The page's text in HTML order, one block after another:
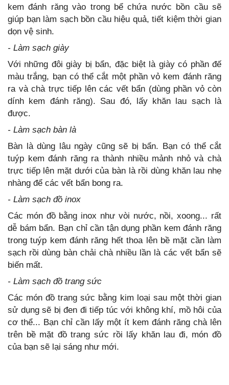
kem đánh răng vào trong bể chứa nước bồn cầu sẽ
giúp bạn làm sạch bồn cầu hiệu quả, tiết kiệm thời gian
dọn vệ sinh.
- Làm sạch giày
Với những đôi giày bị bẩn, đặc biệt là giày có phần đế
màu trắng, bạn có thể cắt một phần vỏ kem đánh răng
ra và chà trực tiếp lên các vết bẩn (dùng phần vỏ còn
dính kem đánh răng). Sau đó, lấy khăn lau sạch là
được.
- Làm sạch bàn là
Bàn là dùng lâu ngày cũng sẽ bị bẩn. Bạn có thể cắt
tuýp kem đánh răng ra thành nhiều mảnh nhỏ và chà
trực tiếp lên mặt dưới của bàn là rồi dùng khăn lau nhẹ
nhàng để các vết bẩn bong ra.
- Làm sạch đồ inox
Các món đồ bằng inox như vòi nước, nồi, xoong... rất
dễ bám bẩn. Bạn chỉ cần tận dụng phần kem đánh răng
trong tuýp kem đánh răng hết thoa lên bề mặt cần làm
sạch rồi dùng bàn chải chà nhiều lần là các vết bẩn sẽ
biến mất.
- Làm sạch đồ trang sức
Các món đồ trang sức bằng kim loại sau một thời gian
sử dụng sẽ bị đen đi tiếp túc với không khí, mồ hôi của
cơ thể... Bạn chỉ cần lấy một ít kem đánh răng chà lên
trên bề mặt đồ trang sức rồi lấy khăn lau đi, món đồ
của bạn sẽ lại sáng như mới.